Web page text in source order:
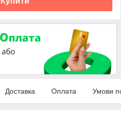
Доставка Оплата Умови